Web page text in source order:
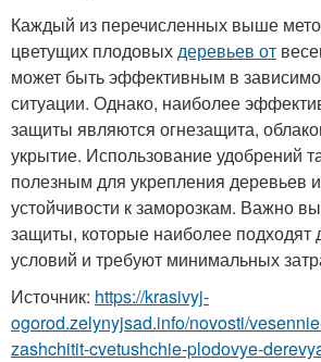
Каждый из перечисленных выше
цветущих плодовыхдеревьев от
может быть эффективным в
ситуации. Однако, наиболее
защиты являются огнезащита,
укрытие. Использование удобрений
полезным для укрепления деревьев
устойчивости к заморозкам. Важно
защиты, которые наиболее подходят
условий и требуют минимальных
Источник: https://krasivyj-
ogorod.zelynyjsad.info/novosti/
zashchitit-cvetushchie-plodovye-